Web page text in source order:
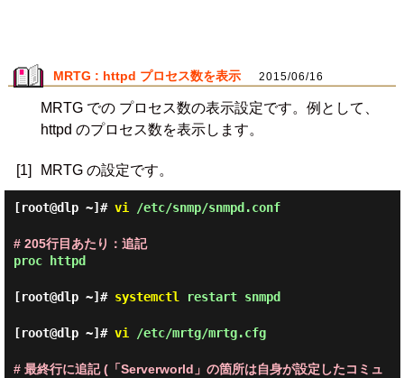
MRTG : httpd プロセス数を表示 2015/06/16
MRTG での プロセス数の表示設定です。例として、
httpd のプロセス数を表示します。
[1] MRTG の設定です。
[root@dlp ~]# vi /etc/snmp/snmpd.conf
# 205行目あたり：追記
proc httpd
[root@dlp ~]# systemctl restart snmpd
[root@dlp ~]# vi /etc/mrtg/mrtg.cfg
# 最終行に追記 (「Serverworld」の箇所は自身が設定したコミュ